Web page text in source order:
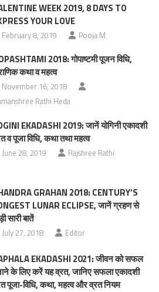
WEEK 2019, 8 DAYS TO
YOUR LOVE
February 8, 2019 Pooja M
2018: गोपाष्‍टमी पूजन विधि,
कथा व महत्‍व
November 16, 2018
Rathi Heda
EKADASHI 2019: जानें योगिनी एकादशी
व पूजा विधि, कथा तथा महत्व
June 28, 2019 Rajshree Rathi
GRAHAN 2018: CENTURY’S
LUNAR ECLIPSE, जानें ग्रहण से
सारी बातें
July 27, 2018 Editor
EKADASHI 2021: जीवन को सफल
के लिए करें यह व्रत, जानिए सफला एकादशी
पूजा-विधि, कथा, महत्‍व और व्रत नियम